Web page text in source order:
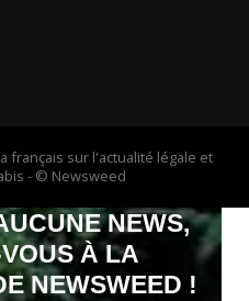
français sur l'actualité légale et
- © Newsweed
NEWS,
À LA
NEWSWEED !